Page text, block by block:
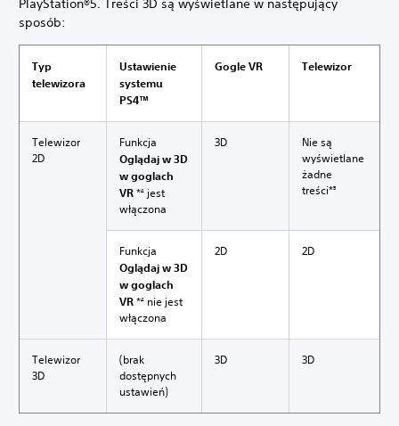
PlayStation®5. Treści 3D są wyświetlane w następujący
sposób:
Typ
telewizora
Ustawienie
systemu
PS4™
Gogle VR Telewizor
Telewizor
2D
Funkcja
Oglądaj w 3D
w goglach
VR*4
jest
włączona
3D
Nie są
wyświetlane
żadne
treści*5
Funkcja
Oglądaj w 3D
w goglach
VR*4
nie jest
włączona
2D 2D
Telewizor
3D
(brak
dostępnych
ustawień)
3D 3D